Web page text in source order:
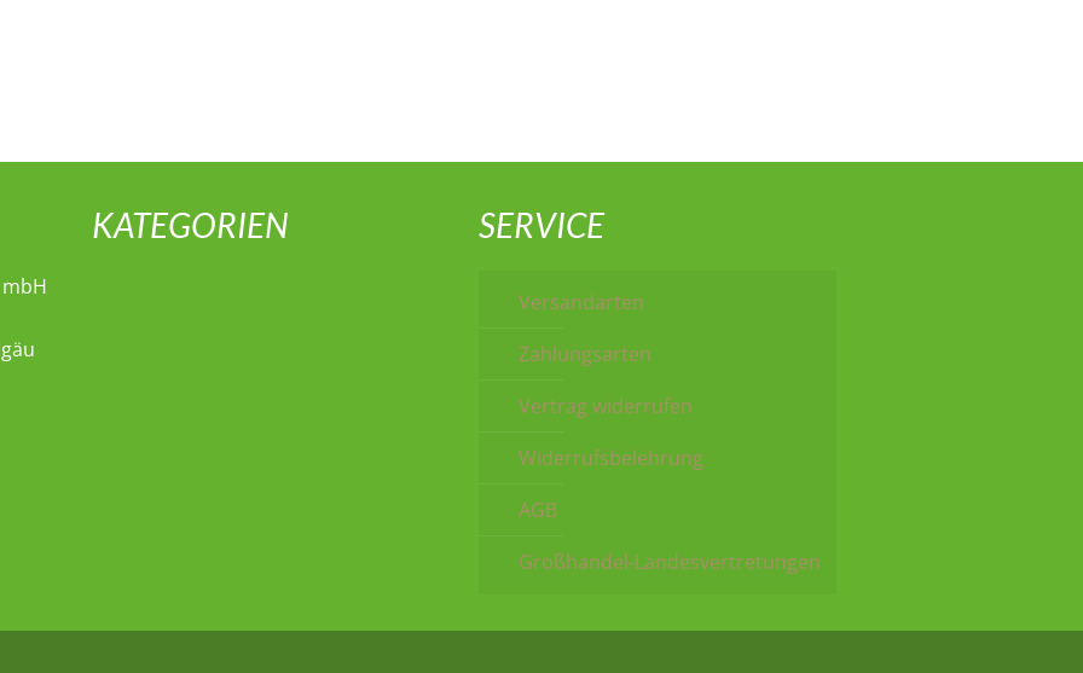
KATEGORIEN SERVICE
Versandarten
Zahlungsarten
Vertrag widerrufen
Widerrufsbelehrung
AGB
Großhandel-Landesvertretungen